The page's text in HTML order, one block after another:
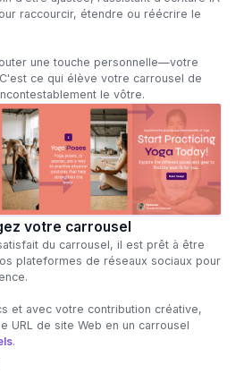
raccourcir, étendre ou réécrire le
une touche personnelle—votre
ce qui élève votre carrousel de
le vôtre.
votre carrousel
du carrousel, il est prêt à être
plateformes de réseaux sociaux pour
et avec votre contribution créative,
URL de site Web en un carrousel
.